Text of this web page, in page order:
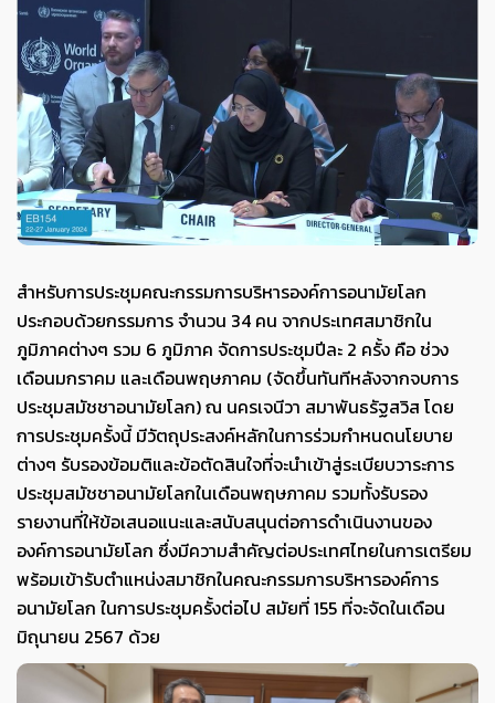
สำหรับการประชุมคณะกรรมการบริหารองค์การอนามัยโลก
ประกอบด้วยกรรมการ จำนวน 34 คน จากประเทศสมาชิกใน
ภูมิภาคต่างๆ รวม 6 ภูมิภาค จัดการประชุมปีละ 2 ครั้ง คือ ช่วง
เดือนมกราคม และเดือนพฤษภาคม (จัดขึ้นทันทีหลังจากจบการ
ประชุมสมัชชาอนามัยโลก) ณ นครเจนีวา สมาพันธรัฐสวิส โดย
การประชุมครั้งนี้ มีวัตถุประสงค์หลักในการร่วมกำหนดนโยบาย
ต่างๆ รับรองข้อมติและข้อตัดสินใจที่จะนําเข้าสู่ระเบียบวาระการ
ประชุมสมัชชาอนามัยโลกในเดือนพฤษภาคม รวมทั้งรับรอง
รายงานที่ให้ข้อเสนอแนะและสนับสนุนต่อการดำเนินงานของ
องค์การอนามัยโลก ซึ่งมีความสำคัญต่อประเทศไทยในการเตรียม
พร้อมเข้ารับตำแหน่งสมาชิกในคณะกรรมการบริหารองค์การ
อนามัยโลก ในการประชุมครั้งต่อไป สมัยที่ 155 ที่จะจัดในเดือน
มิถุนายน 2567 ด้วย